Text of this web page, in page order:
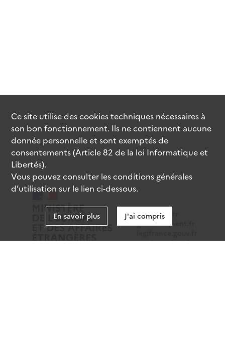
data.gouv.fr
gouvernement.fr
service-public.fr
Ce site utilise descookiestechniques nécessaires à
son bon fonctionnement. Ils ne contiennent aucune
donnée personnelle et sont exemptés de
consentements (Article 82 de la loi Informatique et
Libertés).
Vous pouvez consulter les conditions générales
d’utilisation sur le lien ci-dessous.
En savoir plus J'ai compris